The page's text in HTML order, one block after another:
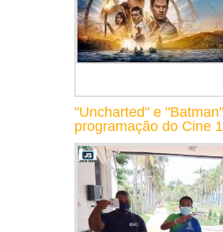
"Uncharted" e
programação do Cine